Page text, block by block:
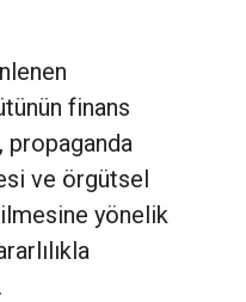
finans
propaganda
ve örgütsel
yönelik